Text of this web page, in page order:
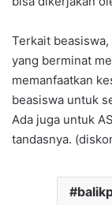
Terkait
yang berminat
memanfaatkan
beasiswa untuk
Ada juga untuk
tandasnya.